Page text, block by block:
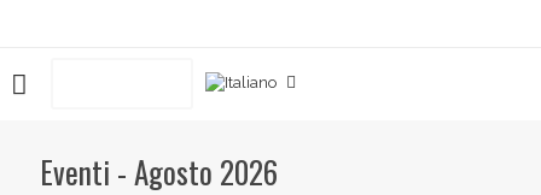
Eventi - Agosto 2026